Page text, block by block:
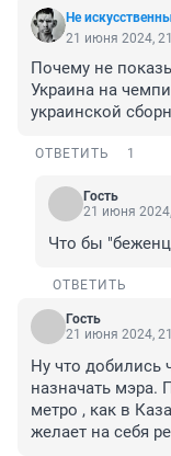
Не
21 июня 2024,
Почему не
Украина на
украинской
ОТВЕТИТЬ 1
Гость
21 июня
Что бы
ОТВЕТИТЬ
Гость
21 июня 2024,
Ну что добились
назначать мэра.
метро , как в
желает на себя